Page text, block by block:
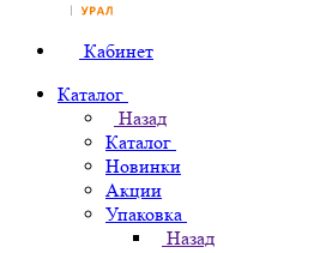
Кабинет
Каталог
Назад
Каталог
Новинки
Акции
Упаковка
Назад